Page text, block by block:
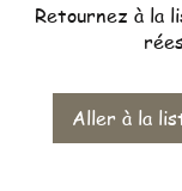
Retournez à la
Aller à la